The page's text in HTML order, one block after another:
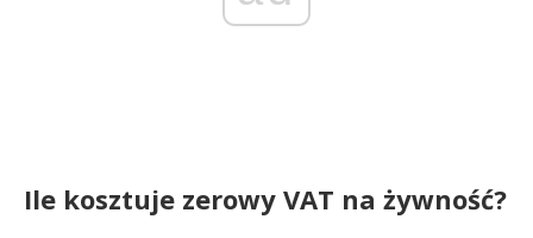
Ile kosztuje zerowy VAT na żywność?